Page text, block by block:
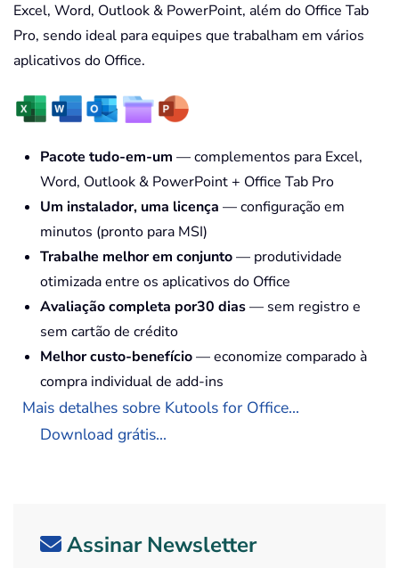
Excel, Word, Outlook & PowerPoint, além do Office Tab
Pro, sendo ideal para equipes que trabalham em vários
aplicativos do Office.
Pacote tudo-em-um — complementos para Excel,
Word, Outlook & PowerPoint + Office Tab Pro
Um instalador, uma licença — configuração em
minutos (pronto para MSI)
Trabalhe melhor em conjunto— produtividade
otimizada entre os aplicativos do Office
Avaliação completa por30 dias— sem registro e
sem cartão de crédito
Melhor custo-benefício— economize comparado à
compra individual de add-ins
Mais detalhes sobre Kutools for Office...
Download grátis...
Assinar Newsletter